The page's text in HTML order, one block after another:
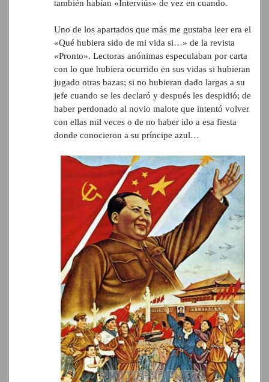
también habían «Interviús» de vez en cuando.
Uno de los apartados que más me gustaba leer era el
«Qué hubiera sido de mi vida si…» de la revista
«Pronto». Lectoras anónimas especulaban por carta
con lo que hubiera ocurrido en sus vidas si hubieran
jugado otras bazas; si no hubieran dado largas a su
jefe cuando se les declaró y después les despidió; de
haber perdonado al novio malote que intentó volver
con ellas mil veces o de no haber ido a esa fiesta
donde conocieron a su príncipe azul…